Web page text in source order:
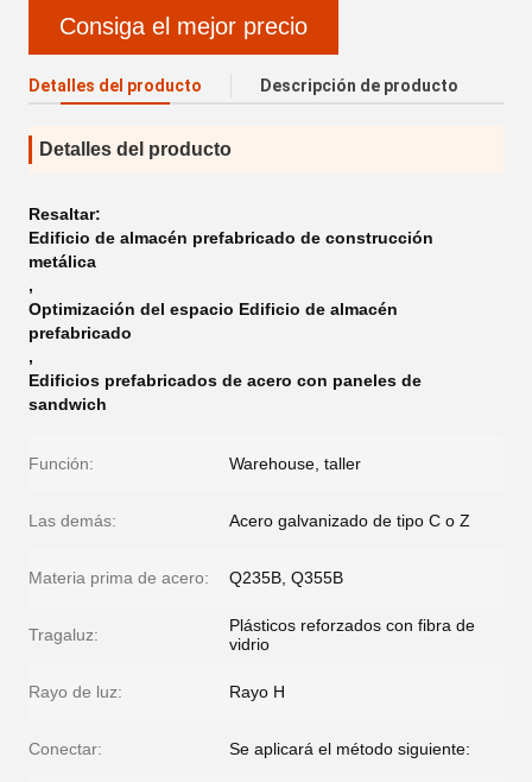
Consiga el mejor precio
Detalles del producto Descripción de producto
Detalles del producto
Resaltar:
Edificio de almacén prefabricado de construcción
metálica
,
Optimización del espacio Edificio de almacén
prefabricado
,
Edificios prefabricados de acero con paneles de
sandwich
Función: Warehouse, taller
Las demás: Acero galvanizado de tipo C o Z
Materia prima de acero: Q235B, Q355B
Tragaluz:
Plásticos reforzados con fibra de
vidrio
Rayo de luz: Rayo H
Conectar: Se aplicará el método siguiente: